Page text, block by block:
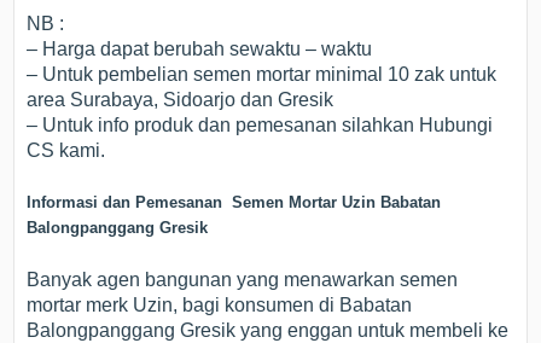
NB :
– Harga dapat berubah sewaktu – waktu
– Untuk pembelian semen mortar minimal 10 zak untuk
area Surabaya, Sidoarjo dan Gresik
– Untuk info produk dan pemesanan silahkan Hubungi
CS kami.
Informasi dan Pemesanan Semen Mortar Uzin Babatan
Balongpanggang Gresik
Banyak agen bangunan yang menawarkan semen
mortar merk Uzin, bagi konsumen di Babatan
Balongpanggang Gresik yang enggan untuk membeli ke